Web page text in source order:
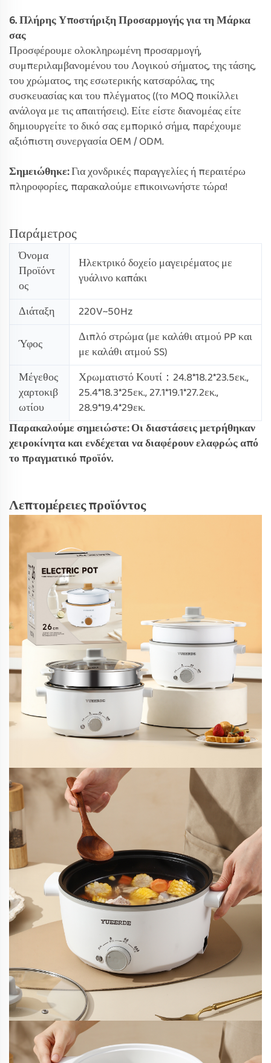
6. Πλήρης Υποστήριξη Προσαρμογής για τη Μάρκα
σας
Προσφέρουμε ολοκληρωμένη προσαρμογή,
συμπεριλαμβανομένου του Λογικού σήματος, της τάσης,
του χρώματος, της εσωτερικής κατσαρόλας, της
συσκευασίας και του πλέγματος ((το MOQ ποικίλλει
ανάλογα με τις απαιτήσεις). Είτε είστε διανομέας είτε
δημιουργείτε το δικό σας εμπορικό σήμα, παρέχουμε
αξιόπιστη συνεργασία OEM / ODM.
Σημειώθηκε:Για χονδρικές παραγγελίες ή περαιτέρω
πληροφορίες, παρακαλούμε επικοινωνήστε τώρα!
Παράμετρος
Όνομα
Προϊόντ
ος
Ηλεκτρικό δοχείο μαγειρέματος με
γυάλινο καπάκι
Διάταξη
220V~50Hz
Ύφος
Διπλό στρώμα (με καλάθι ατμού PP και
με καλάθι ατμού SS)
Μέγεθος
χαρτοκιβ
ωτίου
Χρωματιστό Κουτί：24.8*18.2*23.5εκ.,
25.4*18.3*25εκ., 27.1*19.1*27.2εκ.,
28.9*19.4*29εκ.
Παρακαλούμε σημειώστε: Οι διαστάσεις μετρήθηκαν
χειροκίνητα και ενδέχεται να διαφέρουν ελαφρώς από
το πραγματικό προϊόν.
Λεπτομέρειες προϊόντος